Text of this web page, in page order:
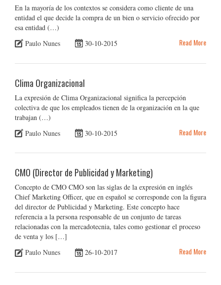
En la mayoría de los contextos se considera como cliente de una
entidad el que decide la compra de un bien o servicio ofrecido por
esa entidad (…)
Paulo Nunes
30-10-2015 Read More
Clima Organizacional
La expresión de Clima Organizacional significa la percepción
colectiva de que los empleados tienen de la organización en la que
trabajan (…)
Paulo Nunes
30-10-2015 Read More
CMO (Director de Publicidad y Marketing)
Concepto de CMO CMO son las siglas de la expresión en inglés
Chief Marketing Officer, que en español se corresponde con la figura
del director de Publicidad y Marketing. Este concepto hace
referencia a la persona responsable de un conjunto de tareas
relacionadas con la mercadotecnia, tales como gestionar el proceso
de venta y los […]
Paulo Nunes
26-10-2017 Read More